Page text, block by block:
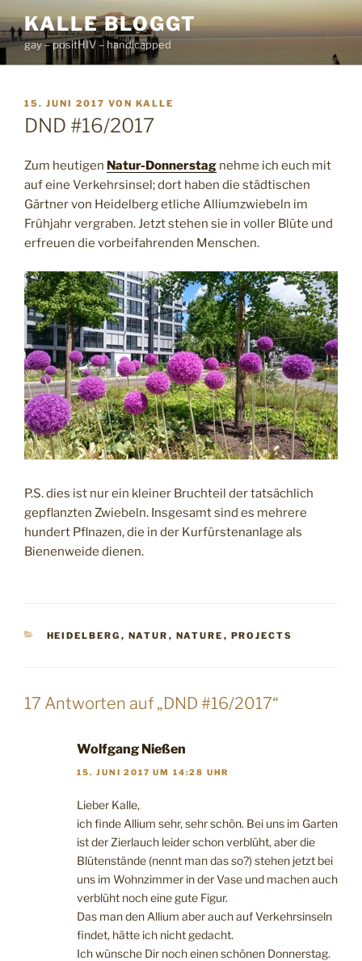
Inhalt
springen
KALLE BLOGGT
gay – positHIV – handicapped
VERÖFFENTLICHT
AM
15. JUNI 2017 VON KALLE
DND #16/2017
Zum heutigen Natur-Donnerstag nehme ich euch mit
auf eine Verkehrsinsel; dort haben die städtischen
Gärtner von Heidelberg etliche Alliumzwiebeln im
Frühjahr vergraben. Jetzt stehen sie in voller Blüte und
erfreuen die vorbeifahrenden Menschen.
P.S. dies ist nur ein kleiner Bruchteil der tatsächlich
gepflanzten Zwiebeln. Insgesamt sind es mehrere
hundert Pflnazen, die in der Kurfürstenanlage als
Bienenweide dienen.
KATEGORIEN
HEIDELBERG , NATUR , NATURE , PROJECTS
17 Antworten auf „DND #16/2017“
Wolfgang Nießen
15. JUNI 2017 UM 14:28 UHR
Lieber Kalle,
ich finde Allium sehr, sehr schön. Bei uns im Garten
ist der Zierlauch leider schon verblüht, aber die
Blütenstände (nennt man das so?) stehen jetzt bei
uns im Wohnzimmer in der Vase und machen auch
verblüht noch eine gute Figur.
Das man den Allium aber auch auf Verkehrsinseln
findet, hätte ich nicht gedacht.
Ich wünsche Dir noch einen schönen Donnerstag.